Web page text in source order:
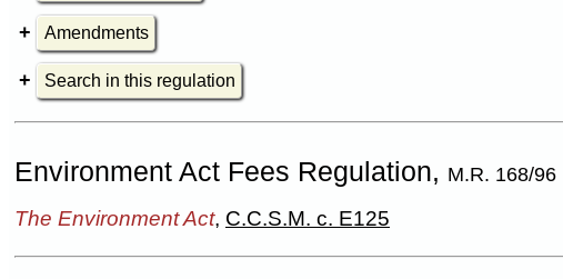
Amendments
Search in this regulation
Environment Act Fees Regulation, M.R. 168/96
The Environment Act, C.C.S.M. c. E125